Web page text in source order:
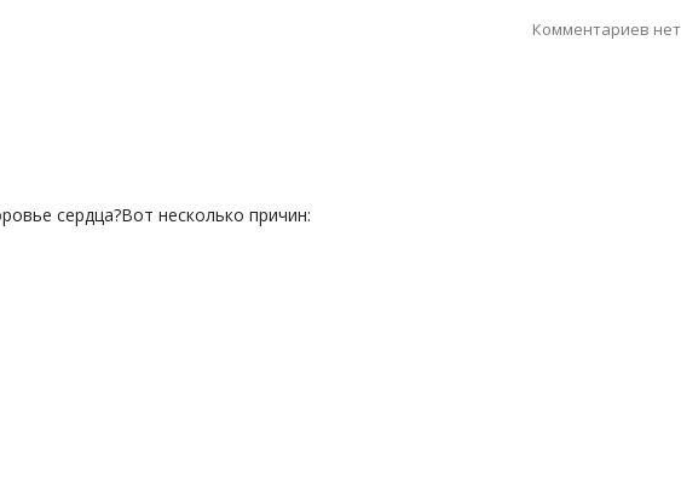
Комментариев нет
сердца?Вот несколько причин: